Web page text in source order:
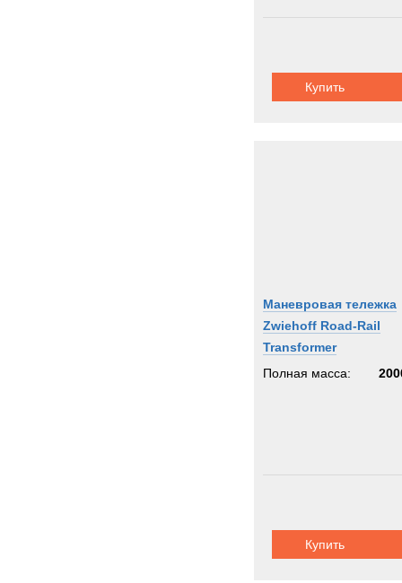
Купить
Маневровая тележка
Zwiehoff Road-Rail
Transformer
Полная масса:
Купить